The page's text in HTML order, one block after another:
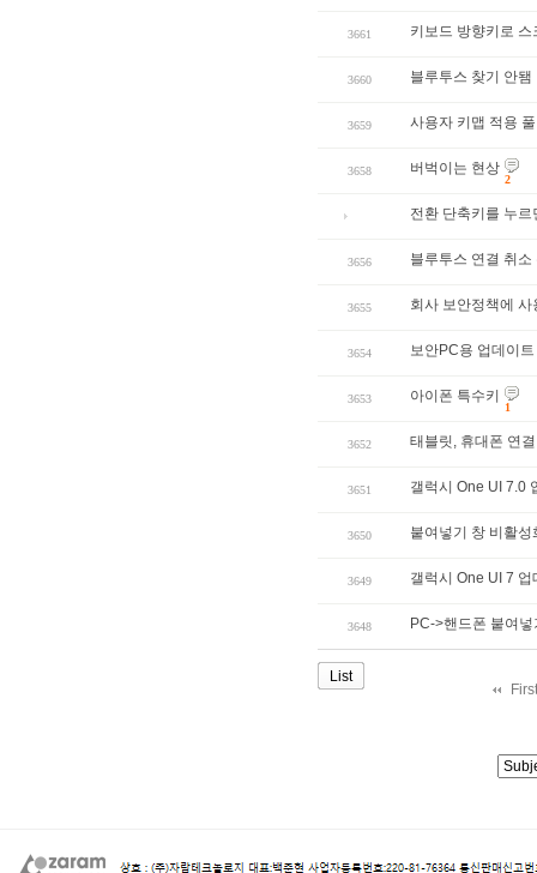
3661 키보드 방향키로
3660 블루투스 찾기 안됌
3659 사용자 키맵 적용
3658 버벅이는 현상
2
전환 단축키를 누
3656 블루투스 연결 취소
3655 회사 보안정책에
3654 보안PC용 업데이
3653 아이폰 특수키
1
3652 태블릿, 휴대폰 연
3651 갤럭시 One UI 7.0
3650 붙여넣기 창 비활성
3649 갤럭시 One UI 7
3648 PC->핸드폰 붙여
List